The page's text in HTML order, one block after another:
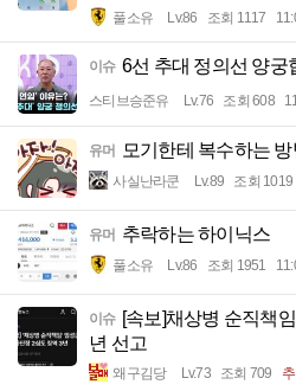
풀소유 Lv.86 조회 1117
이슈 6선 추대 정의선 양궁
스티브승준유 Lv.76 조회 608
유머 모기한테 복수하는 방
사실난라쿤 Lv.89 조회 1019
유머 추락하는 하이닉스
풀소유 Lv.86 조회 1951
이슈 [속보]채상병 순직책
년 선고
왜구김당 Lv.73 조회 709